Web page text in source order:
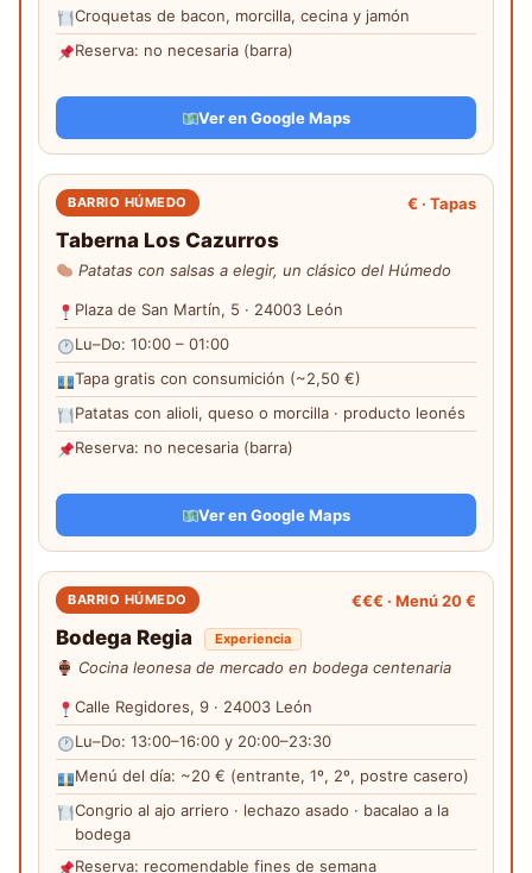
Croquetas de bacon, morcilla, cecina y jamón
Reserva: no necesaria (barra)
Ver en Google Maps
BARRIO HÚMEDO € · Tapas
Taberna Los Cazurros
Patatas con salsas a elegir, un clásico del Húmedo
Plaza de San Martín, 5 · 24003 León
Lu–Do: 10:00 – 01:00
Tapa gratis con consumición (~2,50 €)
Patatas con alioli, queso o morcilla · producto leonés
Reserva: no necesaria (barra)
Ver en Google Maps
BARRIO HÚMEDO €€€ · Menú 20 €
Bodega Regia Experiencia
Cocina leonesa de mercado en bodega centenaria
Calle Regidores, 9 · 24003 León
Lu–Do: 13:00–16:00 y 20:00–23:30
Menú del día: ~20 € (entrante, 1º, 2º, postre casero)
Congrio al ajo arriero · lechazo asado · bacalao a la
bodega
Reserva: recomendable fines de semana